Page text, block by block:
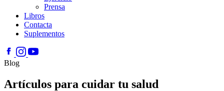
Prensa
Libros
Contacta
Suplementos
Blog
Artículos para cuidar tu salud